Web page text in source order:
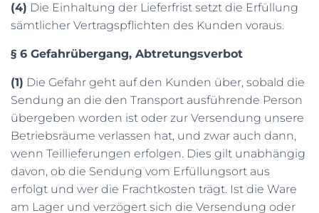
(4) Die Einhaltung der Lieferfrist setzt die Erfüllung
sämtlicher Vertragspflichten des Kunden voraus.
§ 6 Gefahrübergang, Abtretungsverbot
(1) Die Gefahr geht auf den Kunden über, sobald die
Sendung an die den Transport ausführende Person
übergeben worden ist oder zur Versendung unsere
Betriebsräume verlassen hat, und zwar auch dann,
wenn Teillieferungen erfolgen. Dies gilt unabhängig
davon, ob die Sendung vom Erfüllungsort aus
erfolgt und wer die Frachtkosten trägt. Ist die Ware
am Lager und verzögert sich die Versendung oder